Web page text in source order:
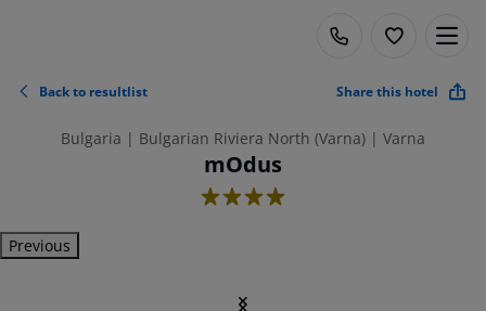
Back to resultlist Share this hotel
Bulgaria | Bulgarian Riviera North (Varna) | Varna
mOdus
4
Previous